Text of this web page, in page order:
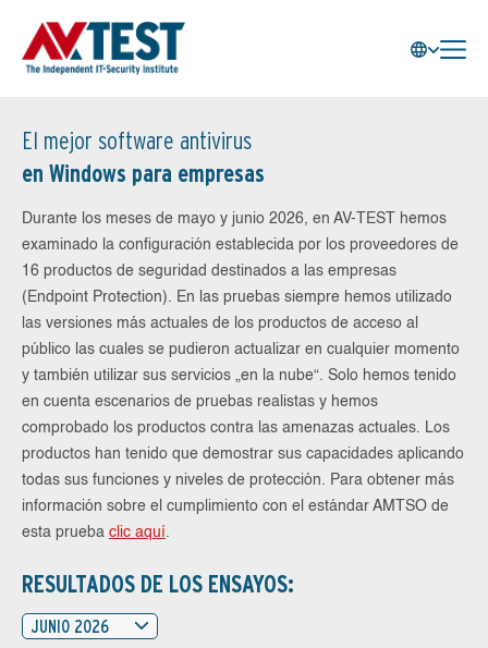
El mejor software antivirus
en Windows para empresas
Durante los meses de mayo y junio 2026, en AV-TEST hemos
examinado la configuración establecida por los proveedores de
16 productos de seguridad destinados a las empresas
(Endpoint Protection). En las pruebas siempre hemos utilizado
las versiones más actuales de los productos de acceso al
público las cuales se pudieron actualizar en cualquier momento
y también utilizar sus servicios „en la nube“. Solo hemos tenido
en cuenta escenarios de pruebas realistas y hemos
comprobado los productos contra las amenazas actuales. Los
productos han tenido que demostrar sus capacidades aplicando
todas sus funciones y niveles de protección. Para obtener más
información sobre el cumplimiento con el estándar AMTSO de
esta prueba clic aquí.
RESULTADOS DE LOS ENSAYOS:
JUNIO 2026